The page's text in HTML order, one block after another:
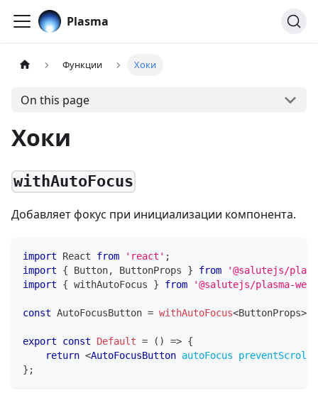
Plasma
Функции Хоки
On this page
Хоки
withAutoFocus
Добавляет фокус при инициализации компонента.
import React from 'react' ;
import
{ Button, ButtonProps } from
'@salutejs/
import
{ withAutoFocus } from '@salutejs/plasma-web'
const AutoFocusButton = withAutoFocus<ButtonProps>
export const Default = ( ) => {
return <AutoFocusButton autoFocus preventScroll
} ;